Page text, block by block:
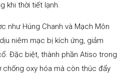
khi thời tiết lạnh.
như Húng Chanh và Mạch Môn
niêm mạc bị kích ứng, giảm
Đặc biệt, thành phần Atiso trong
oxy hóa mà còn thúc đẩy